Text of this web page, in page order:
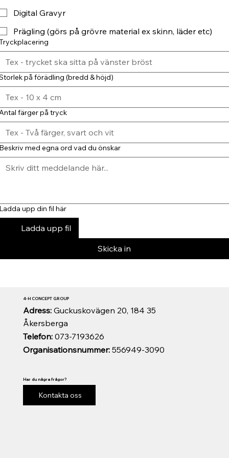
Digital Gravyr
Prägling (görs på grövre material ex skinn, läder etc)
på förädling (bredd & höjd)
färger på tryck
med egna ord vad du önskar
upp din fil här
Ladda upp fil
Skicka in
Organisationsnummer:556949-3090
Telefon:073-7193626
Adress: Guckuskovägen 20, 184 35
Åkersberga
4-H CONCEPT GROUP
Har du några frågor?
Kontakta oss